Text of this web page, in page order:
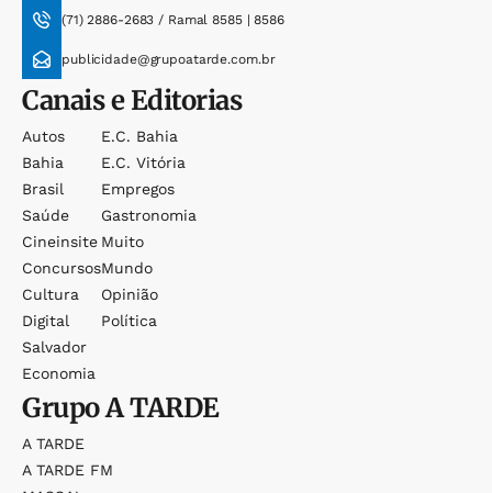
(71) 2886-2683 / Ramal 8585 | 8586
publicidade@grupoatarde.com.br
Canais e Editorias
Autos
Bahia
Brasil
Saúde
Cineinsite
Concursos
Cultura
Digital
Salvador
Economia
E.c. Bahia
E.c. Vitória
Empregos
Gastronomia
Muito
Mundo
Opinião
Política
GrupoA TARDE
A TARDE
A TARDE FM